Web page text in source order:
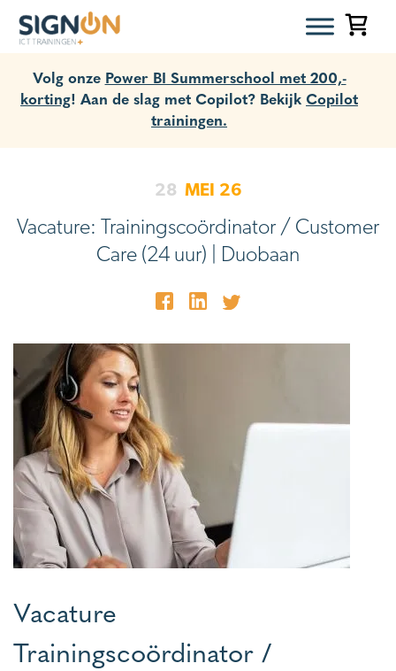
Volg onze Power BI Summerschool met 200,-
korting! Aan de slag met Copilot? Bekijk Copilot
trainingen.
28 MEI 26
Vacature: Trainingscoördinator / Customer
Care (24 uur) | Duobaan
Vacature
Trainingscoördinator /